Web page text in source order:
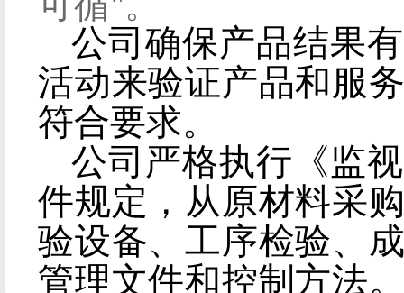
公司确保产品结果
活动来验证产品和服
符合要求。
公司严格执行 《监
件规定，从原材料采
验设备、工序检验、
管理文件和控制方法